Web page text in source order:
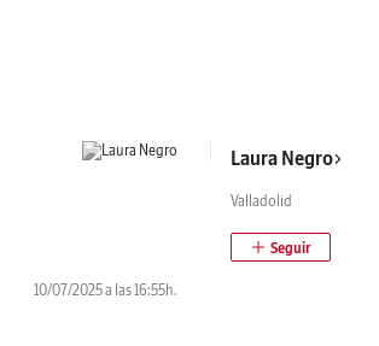
Laura Negro
Valladolid
10/07/2025 a las 16:55h.